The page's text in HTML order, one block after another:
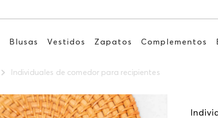
Blusas Vestidos Zapatos Complementos
Individuales de comedor para recipientes